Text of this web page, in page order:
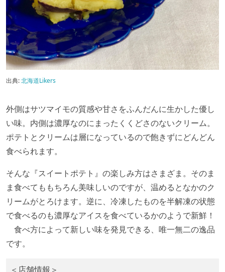
出典:北海道Likers
外側はサツマイモの質感や甘さをふんだんに生かした優し
い味。内側は濃厚なのにまったくくどさのないクリーム。
ポテトとクリームは層になっているので飽きずにどんどん
食べられます。
そんな『スイートポテト』の楽しみ方はさまざま。そのま
ま食べてももちろん美味しいのですが、温めるとなかのク
リームがとろけます。逆に、冷凍したものを半解凍の状態
で食べるのも濃厚なアイスを食べているかのようで新鮮！
食べ方によって新しい味を発見できる、唯一無二の逸品
です。
＜店舗情報＞